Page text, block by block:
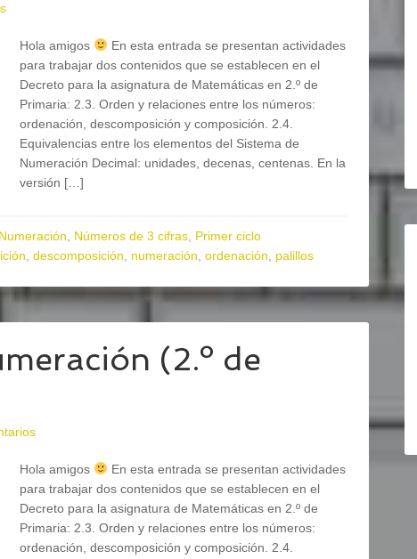
Hola amigos
En esta entrada se presentan actividades
para trabajar dos contenidos que se establecen en el
Decreto para la asignatura de Matemáticas en 2.º de
Primaria: 2.3. Orden y relaciones entre los números:
ordenación, descomposición y composición. 2.4.
Equivalencias entre los elementos del Sistema de
Numeración Decimal: unidades, decenas, centenas. En la
versión […]
Numeración Números de 3 cifras Primer ciclo
descomposición numeración ordenación palillos
(2.º de
Hola amigos
En esta entrada se presentan actividades
para trabajar dos contenidos que se establecen en el
Decreto para la asignatura de Matemáticas en 2.º de
Primaria: 2.3. Orden y relaciones entre los números:
ordenación, descomposición y composición. 2.4.